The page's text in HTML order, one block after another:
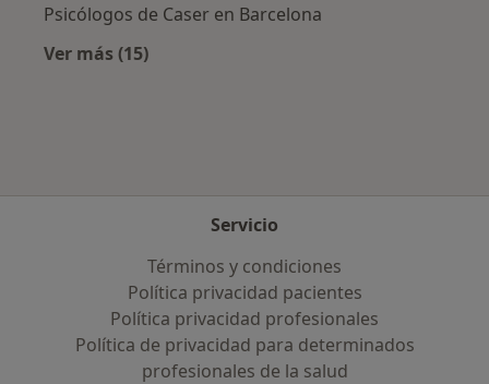
Psicólogos de Caser en Barcelona
Ver más (15)
Servicio
Términos y condiciones
Política privacidad pacientes
Política privacidad profesionales
Política de privacidad para determinados
profesionales de la salud